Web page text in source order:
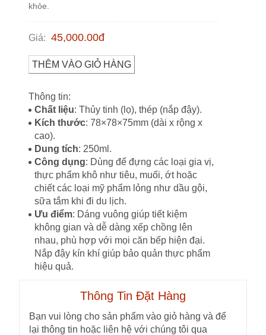
khỏe.
Giá: 45,000.00đ
THÊM VÀO GIỎ HÀNG
Thông tin:
Chất liệu: Thủy tinh (lọ), thép (nắp đậy).
Kích thước: 78×78×75mm (dài x rộng x
cao).
Dung tích: 250ml.
Công dụng: Dùng để đựng các loại gia vị,
thực phẩm khô như tiêu, muối, ớt hoặc
chiết các loại mỹ phẩm lỏng như dầu gội,
sữa tắm khi đi du lịch.
Ưu điểm: Dáng vuông giúp tiết kiệm
không gian và dễ dàng xếp chồng lên
nhau, phù hợp với mọi căn bếp hiện đại.
Nắp đậy kín khí giúp bảo quản thực phẩm
hiệu quả.
Thông Tin Đặt Hàng
Bạn vui lòng cho sản phẩm vào giỏ hàng và để
lại thông tin hoặc liên hệ với chúng tôi qua